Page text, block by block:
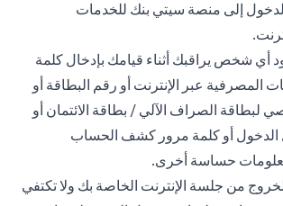
إلى منصة سيتي بنك للخدمات
أي شخص يراقبك أثناء قيامك بإدخال كلمة
المصرفية عبر الإنترنت أو رقم البطاقة أو
لبطاقة الصراف الآلي / بطاقة الائتمان أو
الدخول أو كلمة مرور كشف الحساب
معلومات حساسة أخرى.
من جلسة الإنترنت الخاصة بك ولا تكتفي